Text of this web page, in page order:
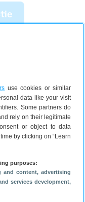
use cookies or similar
data like your visit
Some partners do
rely on their legitimate
or object to data
by clicking on “Learn
purposes:
and content, advertising
services development,